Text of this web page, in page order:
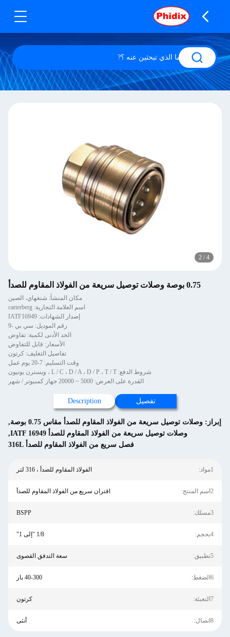
2 / 4
0.75 بوصة وصلات توصيل سريعة من الفولاذ المقاوم للصدأ
مكان المنشأ: شنغهاي، الصين
اسم العلامة التجارية: carterberg
إصدار الشهادات: IATF16949
رقم الموديل: سي بي -9
الحد الأدنى لكمية: تفاوض
الأسعار: قابل للتفاوض
تفاصيل التغليف: كرتون
وقت التسليم: 7-20 يوم عمل
شروط الدفع: L / C ، D / A ، D / P ، T / T ، ويسترن يونيون
القدرة على العرض: 5000 ~ 20000 جهاز كمبيوتر / شهر
تفصيل Description
إبراز: وصلات توصيل سريعة من الفولاذ المقاوم للصدأ مقاس 0.75 بوصة
,
وصلات توصيل سريعة من الفولاذ المقاوم للصدأ IATF 16949
,
فصل سريع من الفولاذ المقاوم للصدأ 316L
1مواد: الفولاذ المقاوم للصدأ ، 316 لتر
2اسم المنتج: اقتران سريع من الفولاذ المقاوم للصدأ
3مسلك: BSPP
4بحجم: 1/8 "إلى 1"
5تطبيق: سعة التدفق القصوى
6الضغط: 40-300 بار
7التعبئة: كرتون
8اتصال: أنثى